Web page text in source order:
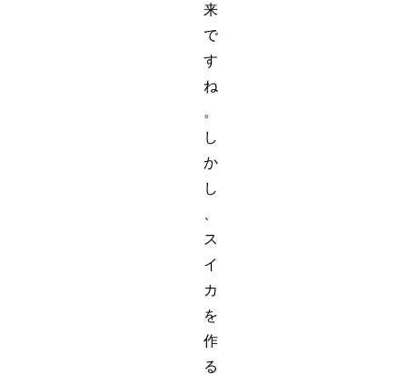
来
で
す
ね
。
し
か
し
ス
イ
カ
を
作
る